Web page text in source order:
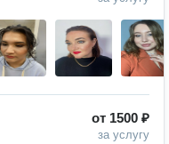
от 1500 ₽
за услугу